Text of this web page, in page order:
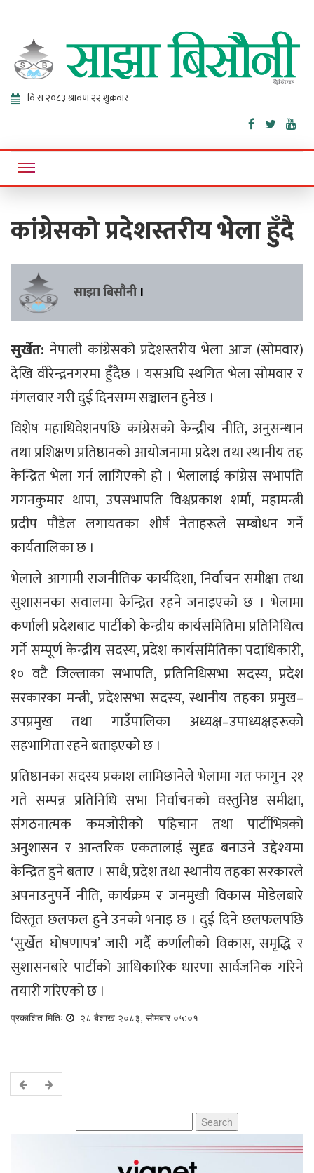
Sajha
Bisaunee
Online News Portal
कांग्रेसको प्रदेशस्तरीय भेला हुँदै
साझा बिसौनी ।
सुर्खेत:नेपाली कांग्रेसको प्रदेशस्तरीय भेला आज (सोमवार)
देखि वीरेन्द्रनगरमा हुँदैछ । यसअघि स्थगित भेला सोमवार र
मंगलवार गरी दुई दिनसम्म सञ्चालन हुनेछ ।
विशेष महाधिवेशनपछि कांग्रेसको केन्द्रीय नीति, अनुसन्धान
तथा प्रशिक्षण प्रतिष्ठानको आयोजनामा प्रदेश तथा स्थानीय तह
केन्द्रित भेला गर्न लागिएको हो । भेलालाई कांग्रेस सभापति
गगनकुमार थापा, उपसभापति विश्वप्रकाश शर्मा, महामन्त्री
प्रदीप पौडेल लगायतका शीर्ष नेताहरूले सम्बोधन गर्ने
कार्यतालिका छ ।
भेलाले आगामी राजनीतिक कार्यदिशा, निर्वाचन समीक्षा तथा
सुशासनका सवालमा केन्द्रित रहने जनाइएको छ । भेलामा
कर्णाली प्रदेशबाट पार्टीको केन्द्रीय कार्यसमितिमा प्रतिनिधित्व
गर्ने सम्पूर्ण केन्द्रीय सदस्य, प्रदेश कार्यसमितिका पदाधिकारी,
१० वटै जिल्लाका सभापति, प्रतिनिधिसभा सदस्य, प्रदेश
सरकारका मन्त्री, प्रदेशसभा सदस्य, स्थानीय तहका प्रमुख–
उपप्रमुख तथा गाउँपालिका अध्यक्ष–उपाध्यक्षहरूको
सहभागिता रहने बताइएको छ ।
प्रतिष्ठानका सदस्य प्रकाश लामिछानेले भेलामा गत फागुन २१
गते सम्पन्न प्रतिनिधि सभा निर्वाचनको वस्तुनिष्ठ समीक्षा,
संगठनात्मक कमजोरीको पहिचान तथा पार्टीभित्रको
अनुशासन र आन्तरिक एकतालाई सुदृढ बनाउने उद्देश्यमा
केन्द्रित हुने बताए । साथै, प्रदेश तथा स्थानीय तहका सरकारले
अपनाउनुपर्ने नीति, कार्यक्रम र जनमुखी विकास मोडेलबारे
विस्तृत छलफल हुने उनको भनाइ छ । दुई दिने छलफलपछि
‘सुर्खेत घोषणापत्र’ जारी गर्दै कर्णालीको विकास, समृद्धि र
सुशासनबारे पार्टीको आधिकारिक धारणा सार्वजनिक गरिने
तयारी गरिएको छ ।
प्रकाशित मितिः २८ बैशाख २०८३, सोमबार ०५:०१
for: